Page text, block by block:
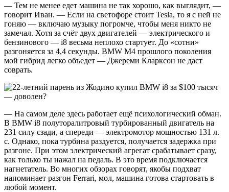
— Тем не менее едет машина не так хорошо, как выглядит, —
говорит Иван. — Если на светофоре стоит Tesla, то я с ней не
гоняю — включаю музыку погромче, чтобы меня никто не
замечал. Хотя за счёт двух двигателей — электрического и
бензинового — i8 весьма неплохо стартует. До «сотни»
разгоняется за 4,4 секунды. BMW M4 прошлого поколения
мой гибрид легко объедет — Джереми Кларксон не даст
соврать.
— На самом деле здесь работает ещё психологический обман.
В BMW i8 полуторалитровый турбированный двигатель на
231 силу сзади, а спереди — электромотор мощностью 131 л.
с. Однако, пока турбина раздуется, получается задержка при
разгоне. При этом электрический агрегат срабатывает сразу,
как только ты нажал на педаль. В это время подключается
нагнетатель. Во многих обзорах говорят, якобы подхват
напоминает разгон Ferrari, мол, машина готова стартовать в
любой момент.